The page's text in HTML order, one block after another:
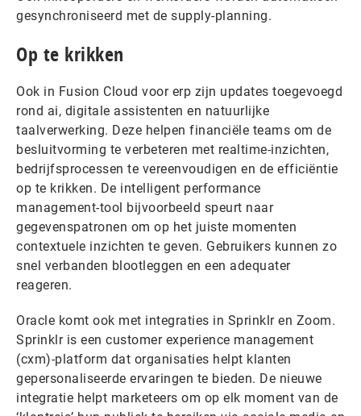
gesynchroniseerd met de supply-planning.
Op te krikken
Ook in Fusion Cloud voor erp zijn updates toegevoegd
rond ai, digitale assistenten en natuurlijke
taalverwerking. Deze helpen financiële teams om de
besluitvorming te verbeteren met realtime-inzichten,
bedrijfsprocessen te vereenvoudigen en de efficiëntie
op te krikken. De intelligent performance
management-tool bijvoorbeeld speurt naar
gegevenspatronen om op het juiste momenten
contextuele inzichten te geven. Gebruikers kunnen zo
snel verbanden blootleggen en een adequater
reageren.
Oracle komt ook met integraties in Sprinklr en Zoom.
Sprinklr is een customer experience management
(cxm)-platform dat organisaties helpt klanten
gepersonaliseerde ervaringen te bieden. De nieuwe
integratie helpt marketeers om op elk moment van de